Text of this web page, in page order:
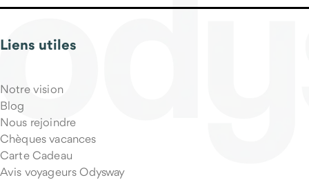
Qu'est-ce qui est inclus dans le prix du voyage ?
Liens utiles
Notre vision
Blog
Nous rejoindre
Chèques vacances
Carte Cadeau
Avis voyageurs Odysway